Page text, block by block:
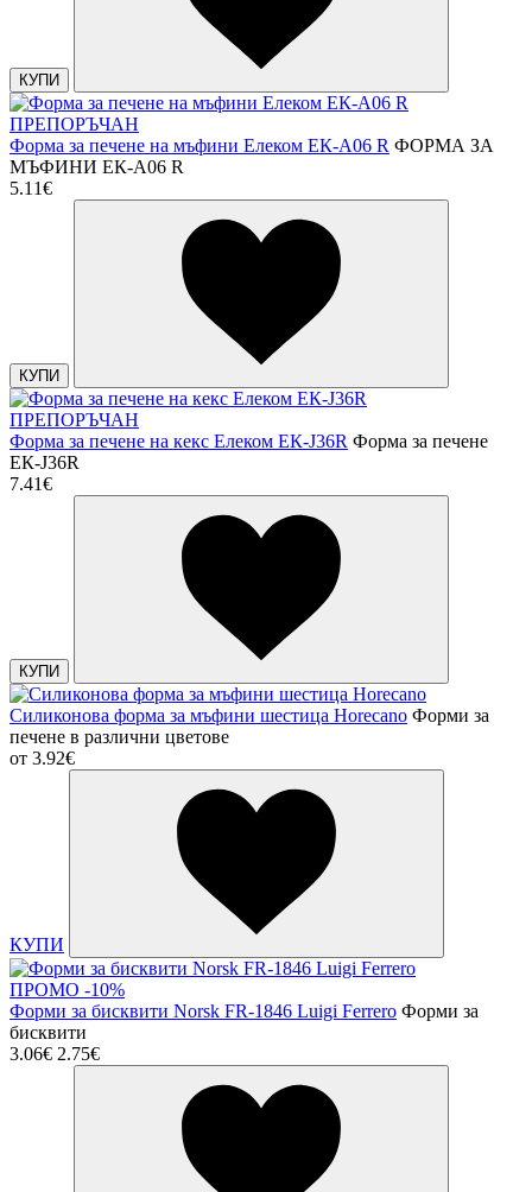
КУПИ
ПРЕПОРЪЧАН
Форма за печене на мъфини Елеком ЕК-А06 R ФОРМА ЗА
МЪФИНИ ЕК-А06 R
5.11€
КУПИ
ПРЕПОРЪЧАН
Форма за печене на кекс Елеком ЕК-J36R Форма за печене
ЕК-J36R
7.41€
КУПИ
Силиконова форма за мъфини шестица Horecano Форми за
печене в различни цветове
от 3.92€
КУПИ
ПРОМО -10%
Форми за бисквити Norsk FR-1846 Luigi Ferrero Форми за
бисквити
3.06€ 2.75€